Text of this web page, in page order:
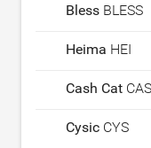
Bless BLESS
Heima HEI
Cash Cat
Cysic CYS